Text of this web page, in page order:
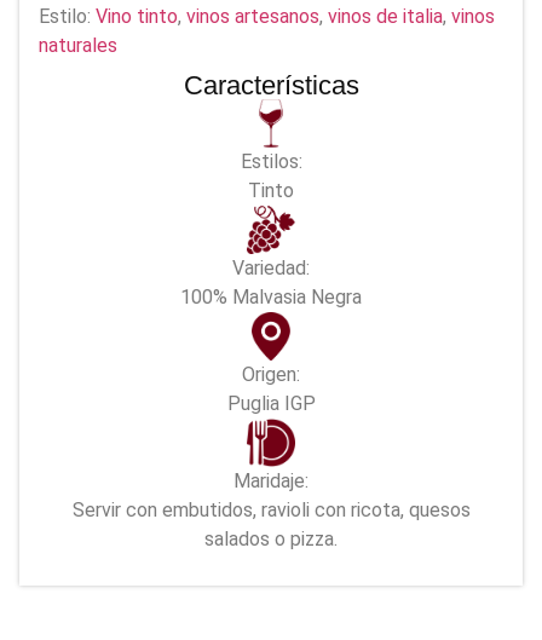
Estilo: Vino tinto, vinos artesanos, vinos de italia, vinos
naturales
Características
Estilos:
Tinto
Variedad:
100% Malvasia Negra
Origen:
Puglia IGP
Maridaje:
Servir con embutidos, ravioli con ricota, quesos
salados o pizza.